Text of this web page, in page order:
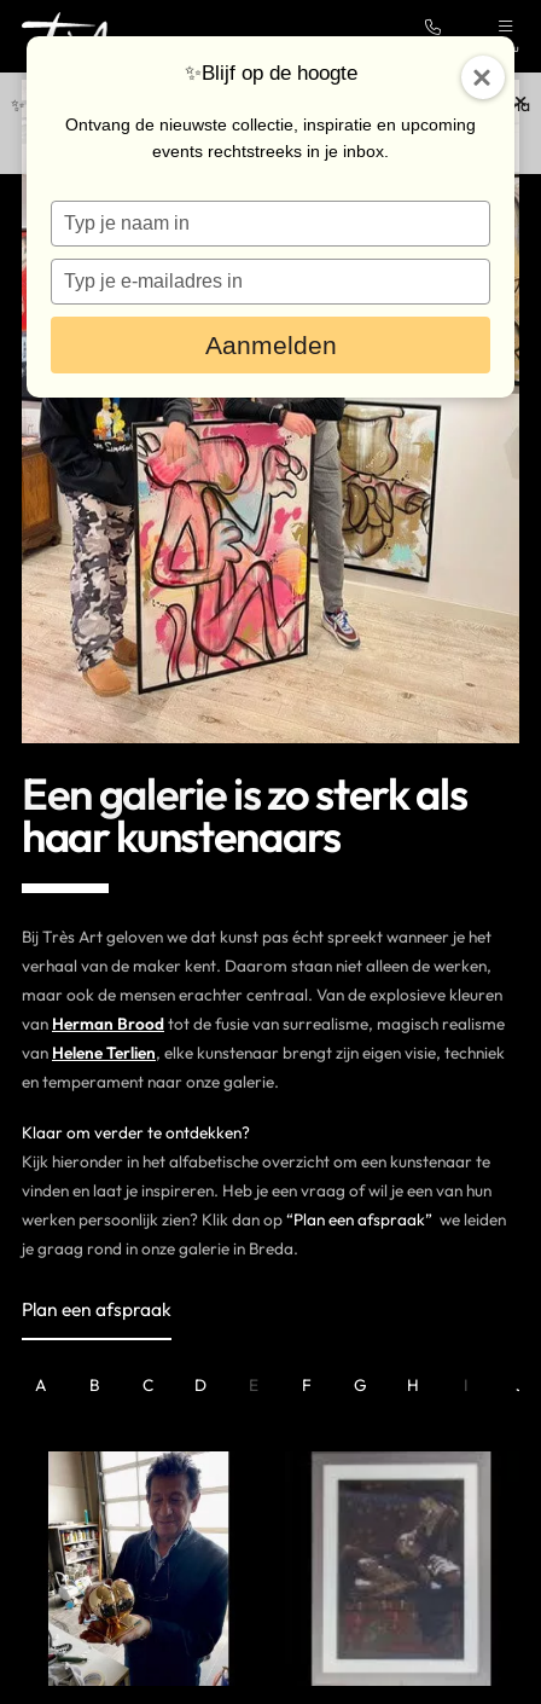
Menu
✨Blijf op de hoogte van de nieuwste collectie en upcoming events via
onze nieuwsbrief
Collectie
Galerie
Kunstenaars
Outlet
Bezoek de galerie
Inkoop
Verhuur
Eventlocatie
Nieuws & agenda
Contact
Een galerie is zo sterk als
haar kunstenaars
Bij Très Art geloven we dat kunst pas écht spreekt wanneer je het
verhaal van de maker kent. Daarom staan niet alleen de werken,
maar ook de mensen erachter centraal. Van de explosieve kleuren
van Herman Broodtot de fusie van surrealisme, magisch realisme
van Helene Terlien, elke kunstenaar brengt zijn eigen visie, techniek
en temperament naar onze galerie.
Klaar om verder te ontdekken?
Kijk hieronder in het alfabetische overzicht om een kunstenaar te
vinden en laat je inspireren. Heb je een vraag of wil je een van hun
werken persoonlijk zien? Klik dan op“Plan een afspraak” we leiden
je graag rond in onze galerie in Breda.
Plan een afspraak
A B C D E F G H I J
✨Blijf op de hoogte
Ontvang de nieuwste collectie, inspiratie en upcoming
events rechtstreeks in je inbox.
Typ
je
naam
Typ
je
e-
in
Aanmelden